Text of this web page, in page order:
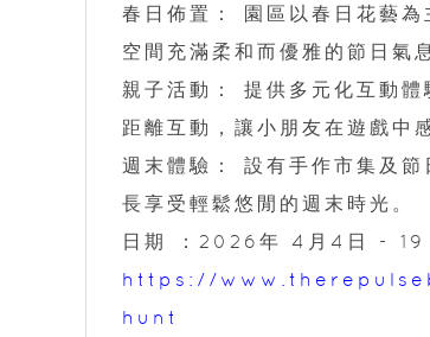
春日佈置： 園區以春日花藝
空間充滿柔和而優雅的節日氣
親子活動： 提供多元化互動
距離互動，讓小朋友在遊戲中
週末體驗： 設有手作市集及
長享受輕鬆悠閒的週末時光。
日期 ：2026年 4月4日 - 19
https://
hunt